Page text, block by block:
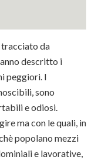
da
descritto i
peggiori. I
sono
e odiosi.
ma con le quali, in
popolano mezzi
e lavorative,